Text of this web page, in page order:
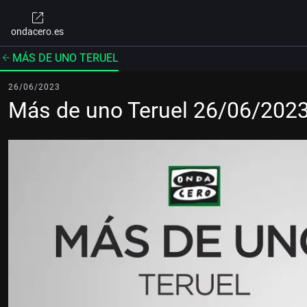
ondacero.es
MÁS DE UNO TERUEL
26/06/2023
Más de uno Teruel 26/06/